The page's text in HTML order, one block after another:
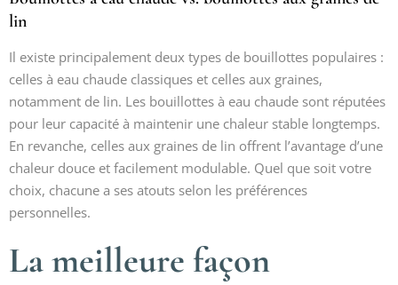
lin
Il existe principalement deux types de bouillottes populaires :
celles à eau chaude classiques et celles aux graines,
notamment de lin. Les bouillottes à eau chaude sont réputées
pour leur capacité à maintenir une chaleur stable longtemps.
En revanche, celles aux graines de lin offrent l’avantage d’une
chaleur douce et facilement modulable. Quel que soit votre
choix, chacune a ses atouts selon les préférences
personnelles.
La meilleure façon